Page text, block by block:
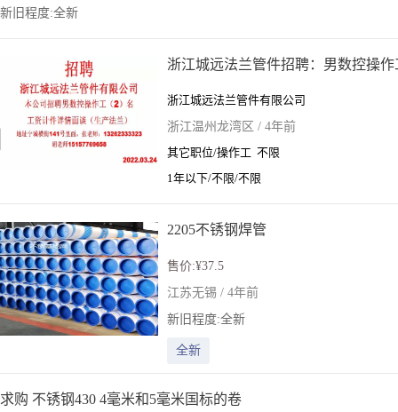
新旧程度:全新
浙江城远法兰管件招聘：男数控操
浙江城远法兰管件有限公司
浙江温州龙湾区 / 4年前
其它职位/操作工 不限
1年以下/不限/不限
2205不锈钢焊管
售价:¥37.5
江苏无锡 / 4年前
新旧程度:全新
全新
求购 不锈钢430 4毫米和5毫米国标的卷